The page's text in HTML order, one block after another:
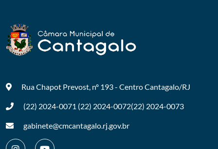
Rua Chapot Prevost, nº 193 - CentroCantagalo/RJ
(22) 2024-0071 (22) 2024-0072(22) 2024-0073
gabinete@cmcantagalo.rj.gov.br